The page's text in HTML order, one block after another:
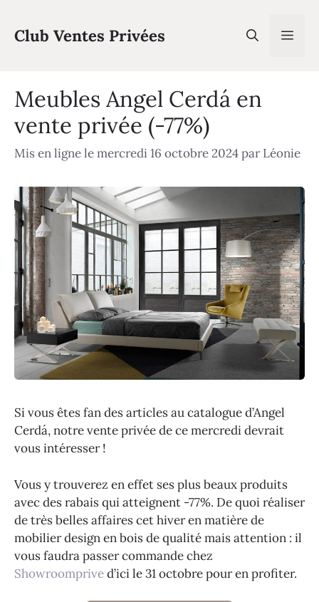
contenu
Club Ventes Privées
Meubles Angel Cerdá en
vente privée (-77%)
Mis en ligne le mercredi 16 octobre 2024parLéonie
Si vous êtes fan des articles au catalogue d’Angel
Cerdá, notre vente privée de ce mercredi devrait
vous intéresser !
Vous y trouverez en effet ses plus beaux produits
avec des rabais qui atteignent -77%. De quoi réaliser
de très belles affaires cet hiver en matière de
mobilier design en bois de qualité mais attention : il
vous faudra passer commande chez
Showroomprived’ici le 31 octobre pour en profiter.